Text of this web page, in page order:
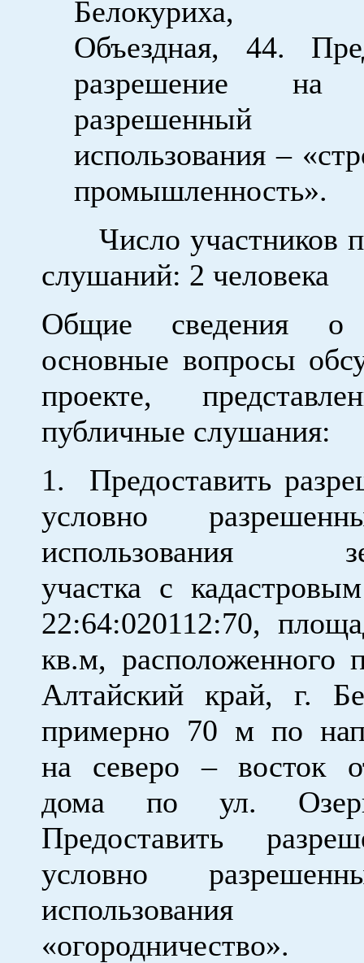
Объездная, 44.
разрешение на
использования –
промышленность».
Число участников
слушаний: 2 человека
Общие сведения о
основные вопросы
проекте,
публичные слушания:
1. Предоставить
условно
использования
участка с
22:64:020112:70,
кв.м, расположенного
Алтайский край, г.
примерно 70 м по
на северо – восток
дома по ул.
Предоставить
условно
«огородничество».